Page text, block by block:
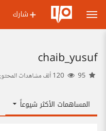
شارك
chaib_yusuf
المساهمات الأكثر شيوعاً